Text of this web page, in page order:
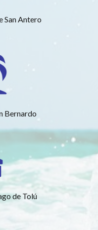
San Antero
Bernardo
de Tolú